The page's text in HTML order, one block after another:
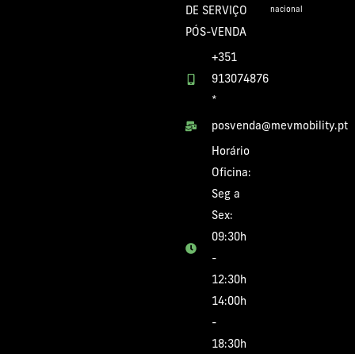
DE SERVIÇO
PÓS-VENDA
+351
913074876
*
posvenda@mevmobility.pt
Horário
Oficina:
Seg a
Sex:
09:30h
-
12:30h
14:00h
-
18:30h
nacional